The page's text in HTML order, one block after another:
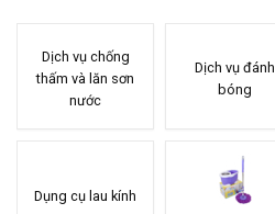
Dịch vụ chống
thấm và lăn sơn
nước
Dịch vụ đánh
bóng
Dụng cụ lau kính